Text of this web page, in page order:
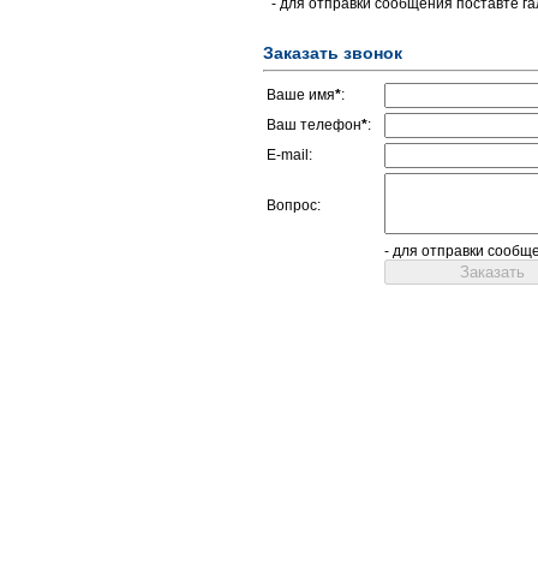
- для отправки сообщения поставте
Заказать звонок
Ваше имя*:
Ваш телефон*:
E-mail:
Вопрос:
- для отправки